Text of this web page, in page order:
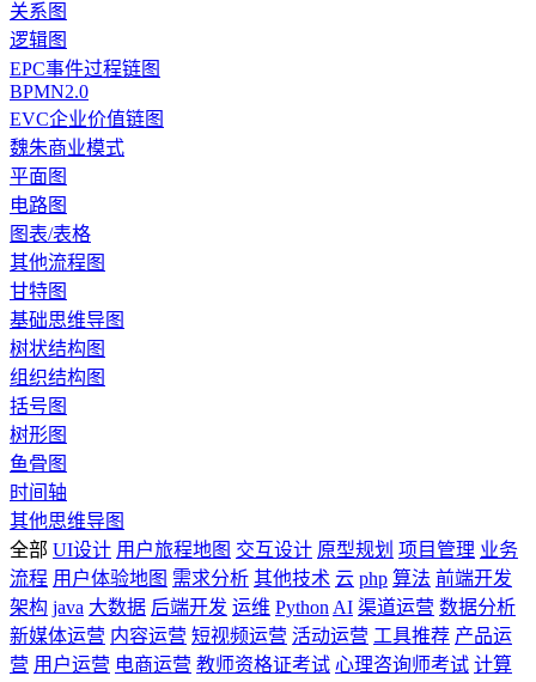
关系图
逻辑图
EPC事件过程链图
BPMN2.0
EVC企业价值链图
魏朱商业模式
平面图
电路图
图表/表格
其他流程图
甘特图
基础思维导图
树状结构图
组织结构图
括号图
树形图
鱼骨图
时间轴
其他思维导图
全部 UI设计 用户旅程地图 交互设计 原型规划 项目管理 业务
流程 用户体验地图 需求分析 其他技术 云 php 算法 前端开发
架构 java 大数据 后端开发 运维 Python AI 渠道运营 数据分析
新媒体运营 内容运营 短视频运营 活动运营 工具推荐 产品运
营 用户运营 电商运营 教师资格证考试 心理咨询师考试 计算